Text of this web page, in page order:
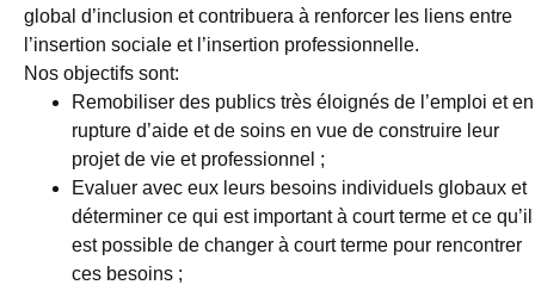
global d’inclusion et contribuera à renforcer les liens entre
l’insertion sociale et l’insertion professionnelle.
Nos objectifs sont:
Remobiliser des publics très éloignés de l’emploi et en
rupture d’aide et de soins en vue de construire leur
projet de vie et professionnel ;
Evaluer avec eux leurs besoins individuels globaux et
déterminer ce qui est important à court terme et ce qu’il
est possible de changer à court terme pour rencontrer
ces besoins ;